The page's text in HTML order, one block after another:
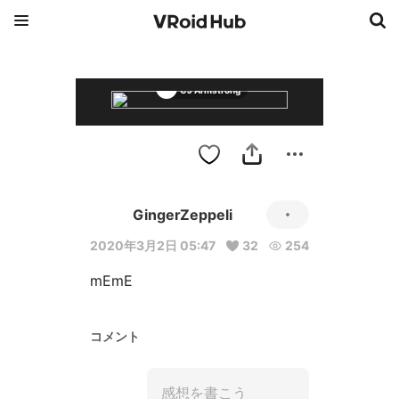
CJ Armstrong
GingerZeppeli
2020年3月2日 05:47 32 254
mEmE
コメント